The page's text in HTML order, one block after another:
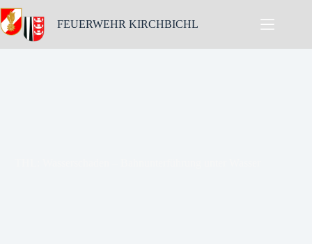
Skip
to
content
FEUERWEHR KIRCHBICHL